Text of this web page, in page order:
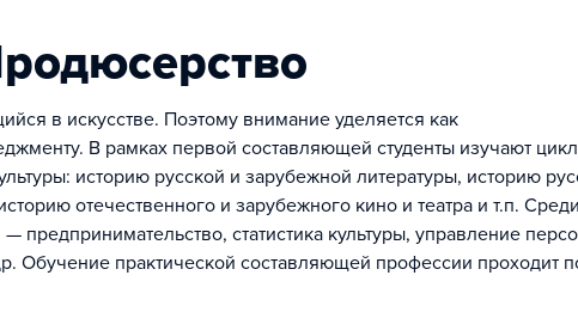
в искусстве. Поэтому внимание уделяется как
В рамках первой составляющей студенты изучают цикл
историю русской и зарубежной литературы, историю
отечественного и зарубежного кино и театра и т.п. Среди
предпринимательство, статистика культуры, управление
Обучение практической составляющей профессии проходит